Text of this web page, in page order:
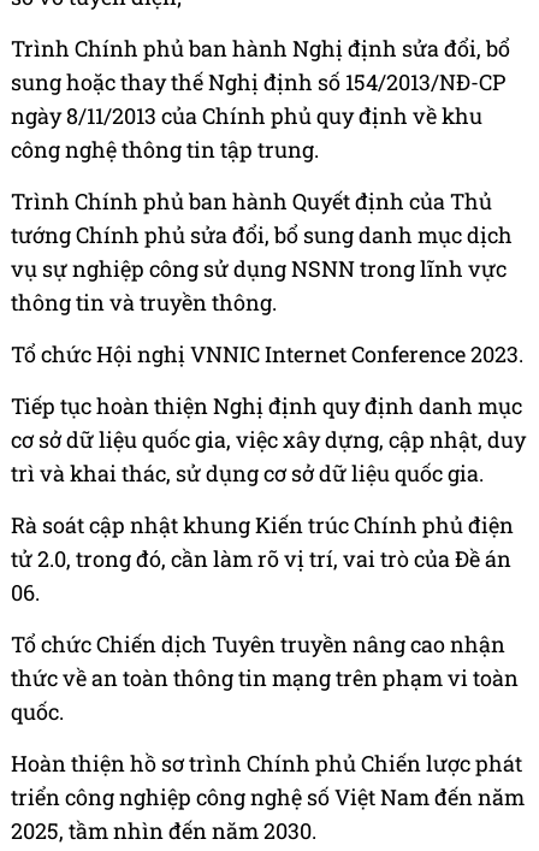
Trình Chính phủ ban hành Nghị định sửa đổi, bổ
sung hoặc thay thế Nghị định số 154/2013/NĐ-CP
ngày 8/11/2013 của Chính phủ quy định về khu
công nghệ thông tin tập trung.
Trình Chính phủ ban hành Quyết định của Thủ
tướng Chính phủ sửa đổi, bổ sung danh mục dịch
vụ sự nghiệp công sử dụng NSNN trong lĩnh vực
thông tin và truyền thông.
Tổ chức Hội nghị VNNIC Internet Conference 2023.
Tiếp tục hoàn thiện Nghị định quy định danh mục
cơ sở dữ liệu quốc gia, việc xây dựng, cập nhật, duy
trì và khai thác, sử dụng cơ sở dữ liệu quốc gia.
Rà soát cập nhật khung Kiến trúc Chính phủ điện
tử 2.0, trong đó, cần làm rõ vị trí, vai trò của Đề án
06.
Tổ chức Chiến dịch Tuyên truyền nâng cao nhận
thức về an toàn thông tin mạng trên phạm vi toàn
quốc.
Hoàn thiện hồ sơ trình Chính phủ Chiến lược phát
triển công nghiệp công nghệ số Việt Nam đến năm
2025, tầm nhìn đến năm 2030.